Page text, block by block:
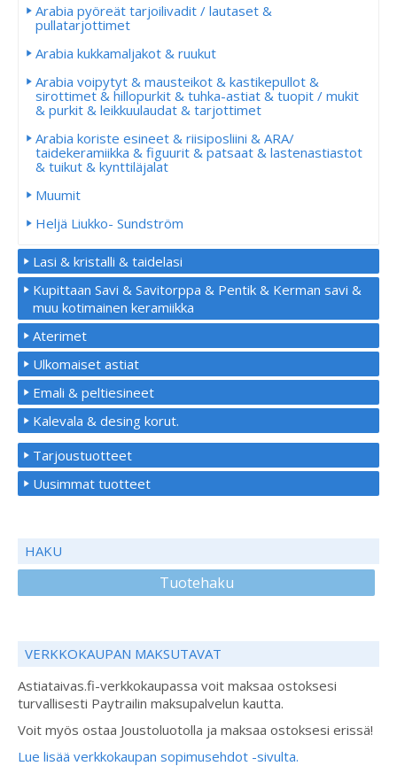
Arabia pyöreät tarjoilivadit / lautaset &
pullatarjottimet
Arabia kukkamaljakot & ruukut
Arabia voipytyt & mausteikot & kastikepullot &
sirottimet & hillopurkit & tuhka-astiat & tuopit / mukit
& purkit & leikkuulaudat & tarjottimet
Arabia koriste esineet & riisiposliini & ARA/
taidekeramiikka & figuurit & patsaat & lastenastiastot
& tuikut & kynttiläjalat
Muumit
Heljä Liukko- Sundström
Lasi & kristalli & taidelasi
Kupittaan Savi & Savitorppa & Pentik & Kerman savi &
muu kotimainen keramiikka
Aterimet
Ulkomaiset astiat
Emali & peltiesineet
Kalevala & desing korut.
Tarjoustuotteet
Uusimmat tuotteet
HAKU
Tuotehaku
VERKKOKAUPAN MAKSUTAVAT
Astiataivas.fi-verkkokaupassa voit maksaa ostoksesi
turvallisesti Paytrailin maksupalvelun kautta.
Voit myös ostaa Joustoluotolla ja maksaa ostoksesi erissä!
Lue lisää verkkokaupan sopimusehdot -sivulta.